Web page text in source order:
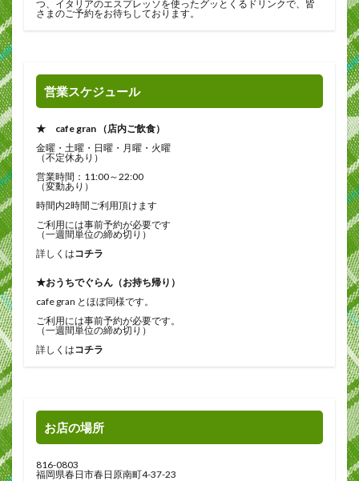
つ、イタリアのエスプレッソを使ったグッとくるドリンクで、皆
さまのご予約をお待ちしております。
営業スケジュール
★ cafe gran （店内ご飲食）
金曜・土曜・日曜・月曜・火曜
（不定休あり）
営業時間：11:00～22:00
（変動あり）
時間内2時間ご利用頂けます
ご利用には事前予約が必要です
（一週間単位の締め切り）
詳しくはコチラ
★おうちでぐらん（お持ち帰り）
cafe gran とほぼ同様です。
ご利用には事前予約が必要です。
（一週間単位の締め切り）
詳しくはコチラ
お店の場所
816-0803
福岡県春日市春日原南町4-37-23